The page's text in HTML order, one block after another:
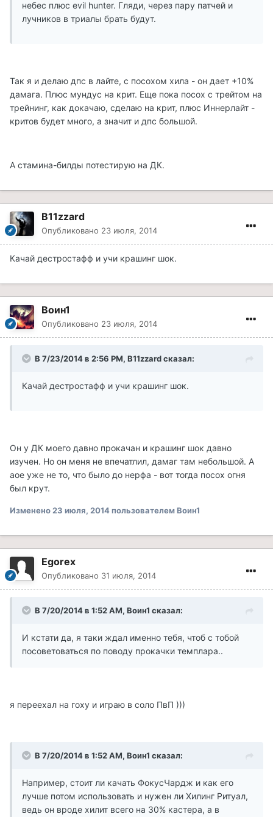
небес плюс evil hunter. Гляди, через пару патчей и
лучников в триалы брать будут.
Так я и делаю дпс в лайте, с посохом хила - он дает +10%
дамага. Плюс мундус на крит. Еще пока посох с трейтом на
трейнинг, как докачаю, сделаю на крит, плюс Иннерлайт -
критов будет много, а значит и дпс большой.
А стамина-билды потестирую на ДК.
B11zzard
Опубликовано 23 июля, 2014
Качай дестростафф и учи крашинг шок.
Воин1
Опубликовано 23 июля, 2014
В 7/23/2014 в 2:56 PM, B11zzard сказал:
Качай дестростафф и учи крашинг шок.
Он у ДК моего давно прокачан и крашинг шок давно
изучен. Но он меня не впечатлил, дамаг там небольшой. А
аое уже не то, что было до нерфа - вот тогда посох огня
был крут.
Изменено23 июля, 2014пользователем Воин1
Egorex
Опубликовано 31 июля, 2014
В 7/20/2014 в 1:52 AM, Воин1 сказал:
И кстати да, я таки ждал именно тебя, чтоб с тобой
посоветоваться по поводу прокачки темплара..
я переехал на гоху и играю в соло ПвП )))
В 7/20/2014 в 1:52 AM, Воин1 сказал:
Например, стоит ли качать ФокусЧардж и как его
лучше потом использовать и нужен ли Хилинг Ритуал,
ведь он вроде хилит всего на 30% кастера, а в